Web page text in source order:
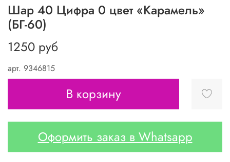
арт. 9346815
Шар 40 Цифра 0 цвет «Карамель»
(БГ-60)
1250 руб
В корзину
Оформить заказ в Whatsapp